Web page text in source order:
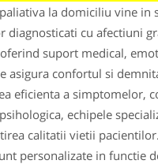
la domiciliu vine in
diagnosticati cu afectiuni
suport medical,
asigura confortul si
eficienta a simptomelor,
echipele
calitatii vietii
personalizate in functie